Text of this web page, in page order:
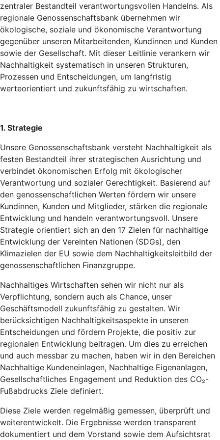
zentraler Bestandteil verantwortungsvollen Handelns. Als
regionale Genossenschaftsbank übernehmen wir
ökologische, soziale und ökonomische Verantwortung
gegenüber unseren Mitarbeitenden, Kundinnen und Kunden
sowie der Gesellschaft. Mit dieser Leitlinie verankern wir
Nachhaltigkeit systematisch in unseren Strukturen,
Prozessen und Entscheidungen, um langfristig
werteorientiert und zukunftsfähig zu wirtschaften.
1. Strategie
Unsere Genossenschaftsbank versteht Nachhaltigkeit als
festen Bestandteil ihrer strategischen Ausrichtung und
verbindet ökonomischen Erfolg mit ökologischer
Verantwortung und sozialer Gerechtigkeit. Basierend auf
den genossenschaftlichen Werten fördern wir unsere
Kundinnen, Kunden und Mitglieder, stärken die regionale
Entwicklung und handeln verantwortungsvoll. Unsere
Strategie orientiert sich an den 17 Zielen für nachhaltige
Entwicklung der Vereinten Nationen (SDGs), den
Klimazielen der EU sowie dem Nachhaltigkeitsleitbild der
genossenschaftlichen Finanzgruppe.
Nachhaltiges Wirtschaften sehen wir nicht nur als
Verpflichtung, sondern auch als Chance, unser
Geschäftsmodell zukunftsfähig zu gestalten. Wir
berücksichtigen Nachhaltigkeitsaspekte in unseren
Entscheidungen und fördern Projekte, die positiv zur
regionalen Entwicklung beitragen. Um dies zu erreichen
und auch messbar zu machen, haben wir in den Bereichen
Nachhaltige Kundeneinlagen, Nachhaltige Eigenanlagen,
Gesellschaftliches Engagement und Reduktion des CO₂-
Fußabdrucks Ziele definiert.
Diese Ziele werden regelmäßig gemessen, überprüft und
weiterentwickelt. Die Ergebnisse werden transparent
dokumentiert und dem Vorstand sowie dem Aufsichtsrat